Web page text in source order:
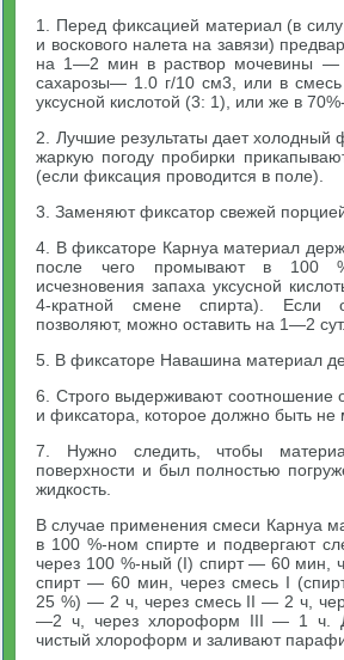
1. Перед фиксацией материал (в
и воскового налета на завязи)
на 1—2 мин в раствор мочевины —
сахарозы— 1.0 г/10 см3, или в смесь
уксусной кислотой (3: 1), или же в
2. Лучшие результаты дает холодный
жаркую погоду пробирки
(если фиксация проводится в поле).
3. Заменяют фиксатор свежей
4. В фиксаторе Карнуа материал
после чего промывают в 100
исчезновения запаха уксусной
4-кратной смене спирта). Если
позволяют, можно оставить на 1—2 сут.
5. В фиксаторе Навашина материал
6. Строго выдерживают соотношение
и фиксатора, которое должно быть не
7. Нужно следить, чтобы
поверхности и был полностью
жидкость.
В случае применения смеси Карнуа
в 100 %-ном спирте и подвергают
через 100 %-ный (I) спирт — 60 мин,
спирт — 60 мин, через смесь I
25 %) — 2 ч, через смесь II — 2 ч,
—2 ч, через хлороформ III — 1 ч.
чистый хлороформ и заливают